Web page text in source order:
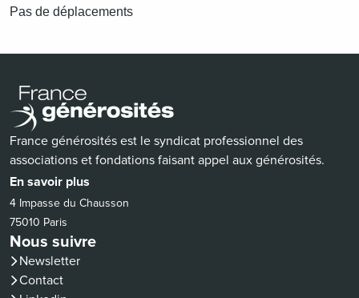
Pas de déplacements
France générosités est le syndicat professionnel des
associations et fondations faisant appel aux générosités.
En savoir plus
4 Impasse du Chausson
75010 Paris
Nous suivre
Newsletter
Contact